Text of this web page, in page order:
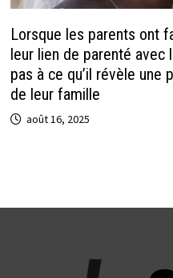
Lorsque les parents ont
leur lien de parenté avec
pas à ce qu’il révèle une
de leur famille
août 16, 2025